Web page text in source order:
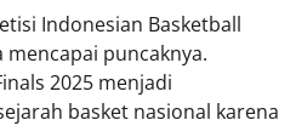
Indonesian Basketball
mencapai puncaknya.
2025 menjadi
basket nasional karena